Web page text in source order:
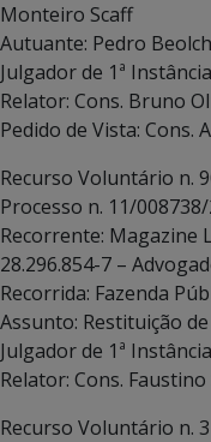
Monteiro Scaff
Autuante: Pedro
Julgador de 1ª
Relator: Cons. Bruno
Pedido de Vista: Cons.
Recurso Voluntário n.
Processo n. 11/
Recorrente: Magazine
28.296.854-7 –
Recorrida: Fazenda
Assunto: Restituição
Julgador de 1ª
Relator: Cons.
Recurso Voluntário n.